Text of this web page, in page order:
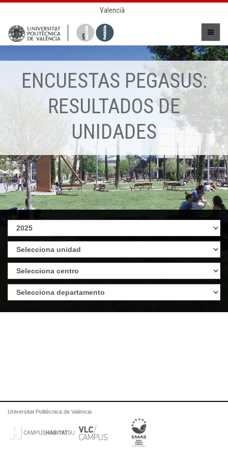
Valencià
ENCUESTAS PEGASUS:
RESULTADOS DE
UNIDADES
Universitat Politècnica de València